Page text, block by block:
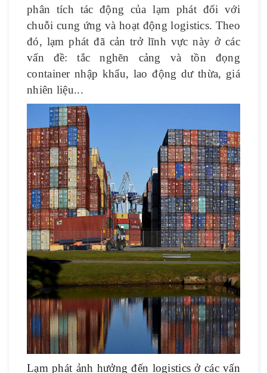
phân tích tác động của lạm phát đối với
chuỗi cung ứng và hoạt động logistics. Theo
đó, lạm phát đã cản trở lĩnh vực này ở các
vấn đề: tắc nghẽn cảng và tồn đọng
container nhập khẩu, lao động dư thừa, giá
nhiên liệu...
Lạm phát ảnh hưởng đến logistics ở các vấn